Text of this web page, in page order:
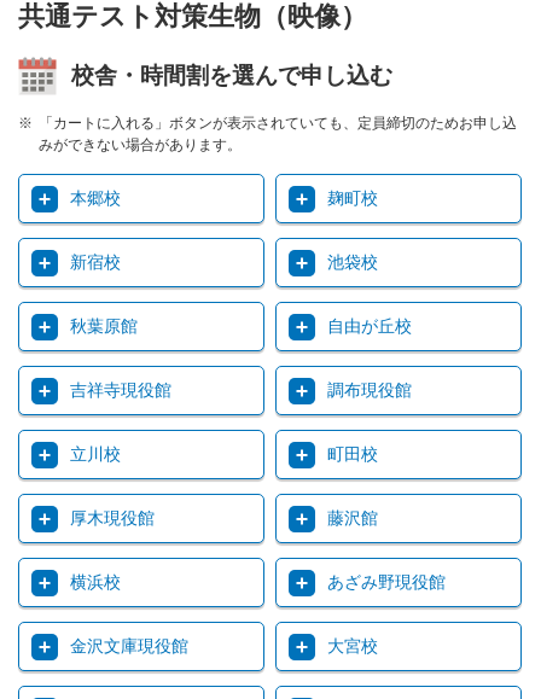
共通テスト対策生物（映像）
校舎・時間割を選んで申し込む
「カートに入れる」ボタンが表示されていても、定員締切のためお申し込
みができない場合があります。
本郷校 麹町校
新宿校 池袋校
秋葉原館 自由が丘校
吉祥寺現役館 調布現役館
立川校 町田校
厚木現役館 藤沢館
横浜校 あざみ野現役館
金沢文庫現役館 大宮校